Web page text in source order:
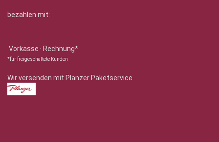
bezahlen mit:
Vorkasse · Rechnung*
*für freigeschaltete Kunden
Wir versenden mit Planzer Paketservice